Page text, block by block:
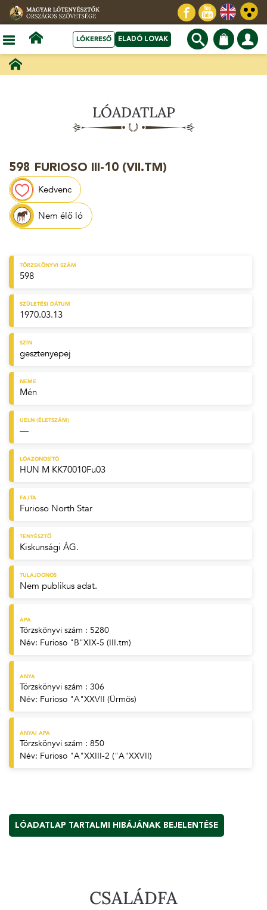
LÓKERESŐ ELADÓ LOVAK
LÓADATLAP
598 FURIOSO III-10 (VII.TM)
Kedvenc
Nem élő ló
TÖRZSKÖNYVI SZÁM
598
SZÜLETÉSI DÁTUM
1970.03.13
SZÍN
gesztenyepej
NEME
Mén
UELN (ÉLETSZÁM)
—
LÓAZONOSÍTÓ
HUN M KK70010Fu03
FAJTA
Furioso North Star
TENYÉSZTŐ
Kiskunsági ÁG.
TULAJDONOS
Nem publikus adat.
APA
Törzskönyvi szám : 5280
Név: Furioso "B"XIX-5 (III.tm)
ANYA
Törzskönyvi szám : 306
Név: Furioso "A"XXVII (Ürmös)
ANYAI APA
Törzskönyvi szám : 850
Név: Furioso "A"XXIII-2 ("A"XXVII)
LÓADATLAP TARTALMI HIBÁJÁNAK BEJELENTÉSE
CSALÁDFA